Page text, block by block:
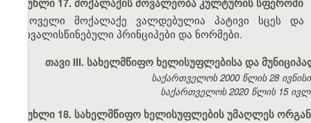
მუხლი 17. მოქალაქის მოვალეობა კულტურის სფეროში
ყოველი მოქალაქე ვალდებულია პატივი სცეს
გათვალისწინებული პრინციპები და ნორმები.
თავი III. სახელმწიფო ხელისუფლებისა და
საქართველოს 2000 წლის 28
საქართველოს 2020 წლის 15
მუხლი 18. სახელმწიფო ხელისუფლების უმაღლეს